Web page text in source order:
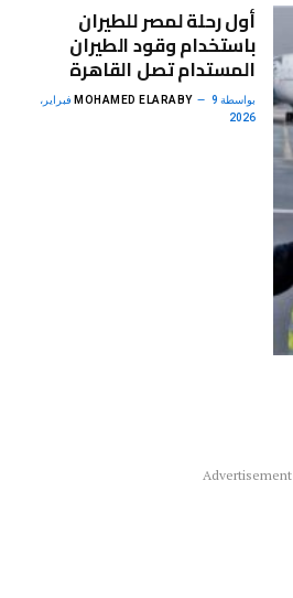
أول رحلة لمصر للطيران
باستخدام وقود الطيران
المستدام تصل القاهرة
بواسطة MOHAMED ELARABY 9 فبراير،
2026
Advertisement